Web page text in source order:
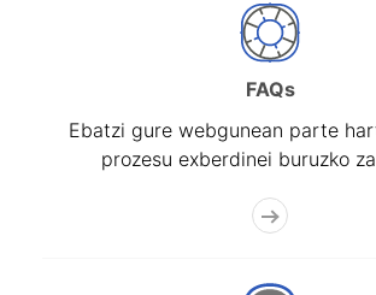
FAQs
Ebatzi gure webgunean parte
prozesu exberdinei buruzko